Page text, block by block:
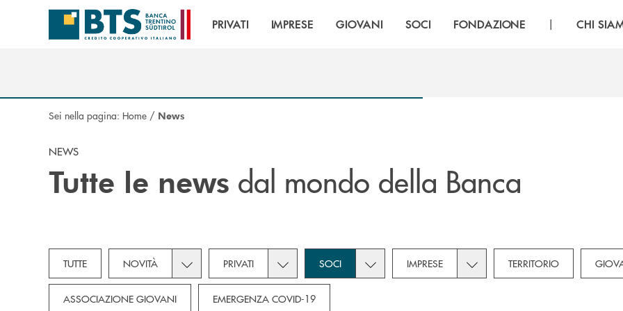
Salta al contenuto principale
PRIVATI IMPRESE GIOVANI SOCI FONDAZIONE | CHI
Sei nella pagina: Home / News
NEWS
Tutte le news dal mondo della Banca
TUTTE NOVITÀ Toggle subcategories dropdown for Novità
PRIVATI Toggle subcategories dropdown for Privati
SOCI Toggle subcategories dropdown for Soci
IMPRESE Toggle subcategories dropdown
TERRITORIO
ASSOCIAZIONE GIOVANI EMERGENZA COVID-19